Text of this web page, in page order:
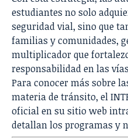
estudiantes no solo
seguridad vial, sino que
familias y comunidades,
multiplicador que
responsabilidad en las
Para conocer más sobre
materia de tránsito, el
oficial en su sitio web
detallan los programas y